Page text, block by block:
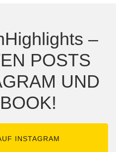
–
POSTS
UND
INSTAGRAM